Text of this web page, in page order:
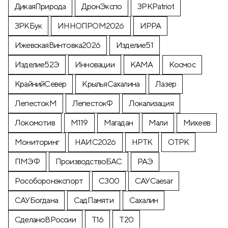
ДикаяПрирода
ДронЭкспо
ЗРКPatriot
ЗРКБук
ИННОПРОМ2026
ИРРА
ИжевскаяВинтовка2026
Изделие51
Изделие52Э
Инновации КАМА
Космос
КрайнийСевер
КрыльяСахалина
Лазер
ЛепестокМ
ЛепестокФ
Локализация
Локомотив
М119 Магадан Мали
Михеев
Мониторинг
НАИС2026 НРТК
ОТРК
ПМЭФ
ПроизводствоБАС
РАЭ
Рособоронэкспорт
С300
САУCaesar
САУБогдана
СадПамяти
Сахалин
СделаноВРоссии
Т16
Т20